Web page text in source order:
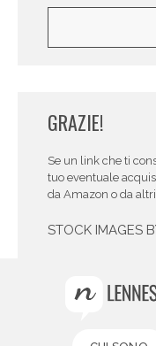
GRAZIE!
Se un link che ti
tuo eventuale
da Amazon o da
STOCK IMAGES